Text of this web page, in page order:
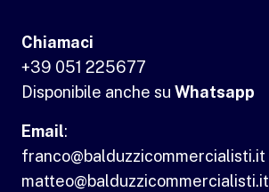
Chiamaci
+39 051 225677
Disponibile anche su Whatsapp
Email:
franco@balduzzicommercialisti.it
matteo@balduzzicommercialisti.it